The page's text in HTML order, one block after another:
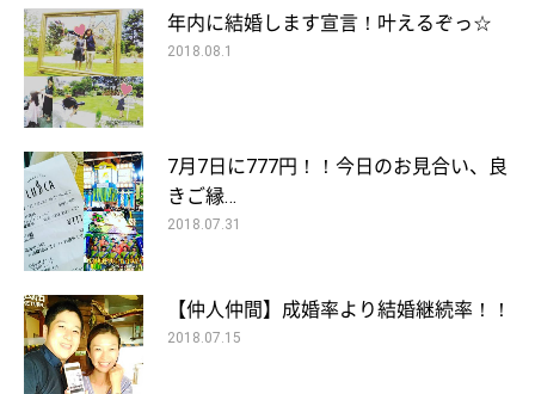
年内に結婚します宣言！叶えるぞっ☆
2018.08.1
7月7日に777円！！今日のお見合い、良
きご縁…
2018.07.31
【仲人仲間】成婚率より結婚継続率！！
2018.07.15